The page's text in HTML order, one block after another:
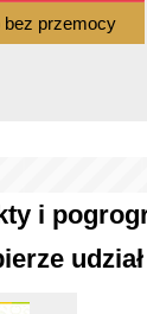
bez przemocy
i
udział